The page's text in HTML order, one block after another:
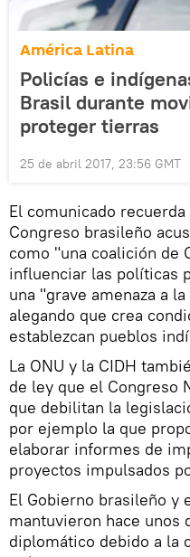
América Latina
Policías e
Brasil durante
proteger tierras
25 de abril 2017, 23:56 GMT
El comunicado
Congreso brasileño
como "una coalición de
influenciar las políticas
una "grave amenaza a
alegando que crea
establezcan pueblos
La ONU y la CIDH
de ley que el Congreso
que debilitan la
por ejemplo la que
elaborar informes de
proyectos impulsados
El Gobierno brasileño y
mantuvieron hace unos
diplomático debido a la